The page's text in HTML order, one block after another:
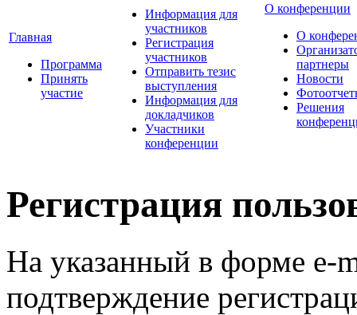
Главная
Программа
Принять
участие
Информация для
участников
Регистрация
участников
Отправить тезис
выступления
Информация для
докладчиков
Участники
конференции
О конференции
О
партнеры
Новости
Решения
Регистрация
На указанный в форме e-
подтверждение